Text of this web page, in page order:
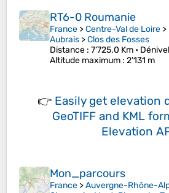
RT6-0 Roumanie
France >Centre-Val de Loire >
Aubrais >Clos des Fosses
Distance : 7’725.0 Km •
Altitude maximum : 2’131 m
👉 Easily get elevation
GeoTIFF and KML
Elevation
Mon_parcours
France >Auvergne-Rhône-